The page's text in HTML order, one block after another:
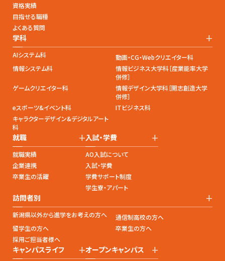
資格実績
目指せる職種
よくある質問
学科 +
AIシステム科
動画・CG・Webクリエイター科
情報システム科
情報ビジネス大学科［産業能率大学
併修］
ゲームクリエイター科
情報デザイン大学科［開志創造大学
併修］
eスポーツ&イベント科
ITビジネス科
キャラクターデザイン&デジタルアート
科
就職 +
就職実績
企業連携
卒業生の活躍
入試・学費 +
AO入試について
入試・学費
学費サポート制度
学生寮・アパート
訪問者別 +
新潟県以外から進学をお考えの方へ
通信制高校の方へ
留学生の方へ
卒業生の方へ
採用ご担当者様へ
キャンパスライフ +オープンキャンパス +